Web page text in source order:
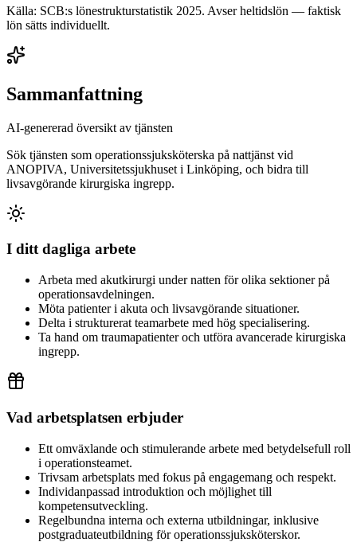
Källa: SCB:s lönestrukturstatistik 2025. Avser heltidslön — faktisk
lön sätts individuellt.
Sammanfattning
AI-genererad översikt av tjänsten
Sök tjänsten som operationssjuksköterska på nattjänst vid
ANOPIVA, Universitetssjukhuset i Linköping, och bidra till
livsavgörande kirurgiska ingrepp.
I ditt dagliga arbete
Arbeta med akutkirurgi under natten för olika sektioner på
operationsavdelningen.
Möta patienter i akuta och livsavgörande situationer.
Delta i strukturerat teamarbete med hög specialisering.
Ta hand om traumapatienter och utföra avancerade kirurgiska
ingrepp.
Vad arbetsplatsen erbjuder
Ett omväxlande och stimulerande arbete med betydelsefull roll
i operationsteamet.
Trivsam arbetsplats med fokus på engagemang och respekt.
Individanpassad introduktion och möjlighet till
kompetensutveckling.
Regelbundna interna och externa utbildningar, inklusive
postgraduateutbildning för operationssjuksköterskor.